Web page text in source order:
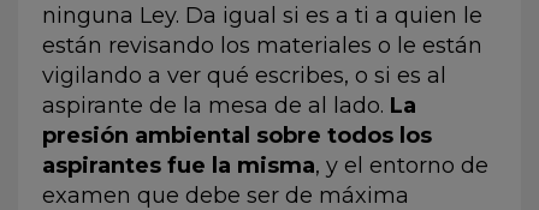
ninguna Ley. Da igual si es a ti a quien le
están revisando los materiales o le están
vigilando a ver qué escribes, o si es al
aspirante de la mesa de al lado. La
presión ambiental sobre todos los
aspirantes fue la misma, y el entorno de
examen que debe ser de máxima